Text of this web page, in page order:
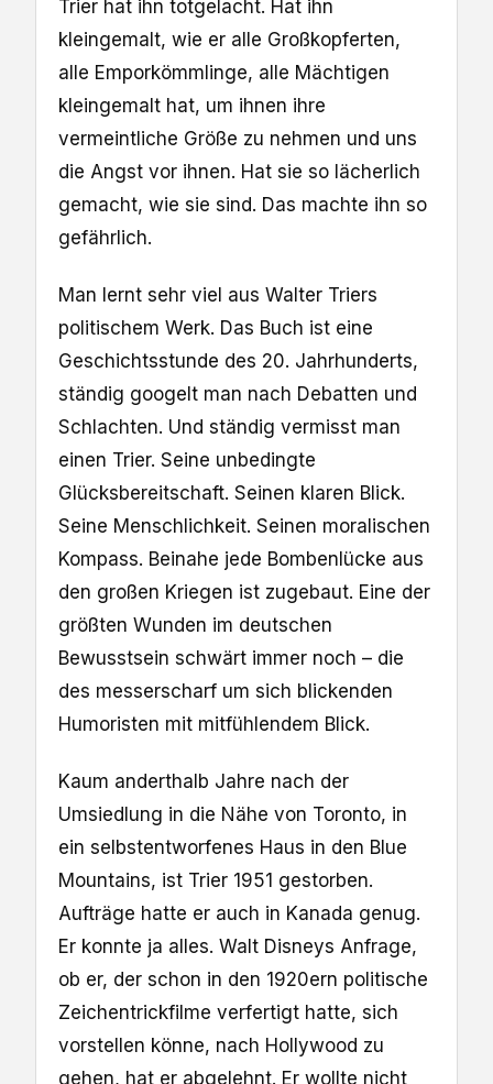
Trier hat ihn totgelacht. Hat ihn
kleingemalt, wie er alle Großkopferten,
alle Emporkömmlinge, alle Mächtigen
kleingemalt hat, um ihnen ihre
vermeintliche Größe zu nehmen und uns
die Angst vor ihnen. Hat sie so lächerlich
gemacht, wie sie sind. Das machte ihn so
gefährlich.
Man lernt sehr viel aus Walter Triers
politischem Werk. Das Buch ist eine
Geschichtsstunde des 20. Jahrhunderts,
ständig googelt man nach Debatten und
Schlachten. Und ständig vermisst man
einen Trier. Seine unbedingte
Glücksbereitschaft. Seinen klaren Blick.
Seine Menschlichkeit. Seinen moralischen
Kompass. Beinahe jede Bombenlücke aus
den großen Kriegen ist zugebaut. Eine der
größten Wunden im deutschen
Bewusstsein schwärt immer noch – die
des messerscharf um sich blickenden
Humoristen mit mitfühlendem Blick.
Kaum anderthalb Jahre nach der
Umsiedlung in die Nähe von Toronto, in
ein selbstentworfenes Haus in den Blue
Mountains, ist Trier 1951 gestorben.
Aufträge hatte er auch in Kanada genug.
Er konnte ja alles. Walt Disneys Anfrage,
ob er, der schon in den 1920ern politische
Zeichentrickfilme verfertigt hatte, sich
vorstellen könne, nach Hollywood zu
gehen, hat er abgelehnt. Er wollte nicht